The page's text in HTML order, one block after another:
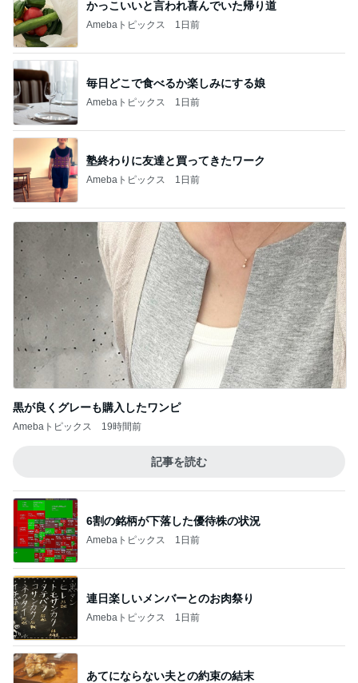
かっこいいと言われ喜んでいた帰り道
Amebaトピックス 1日前
毎日どこで食べるか楽しみにする娘
Amebaトピックス 1日前
塾終わりに友達と買ってきたワーク
Amebaトピックス 1日前
黒が良くグレーも購入したワンピ
Amebaトピックス 19時間前
記事を読む
6割の銘柄が下落した優待株の状況
Amebaトピックス 1日前
連日楽しいメンバーとのお肉祭り
Amebaトピックス 1日前
あてにならない夫との約束の結末